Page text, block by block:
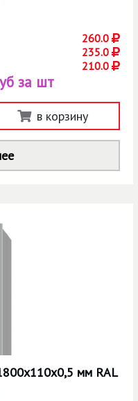
260.0
235.0
210.0
за шт
в корзину
мм RAL